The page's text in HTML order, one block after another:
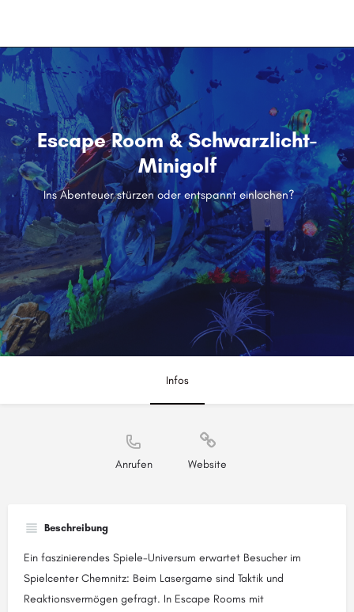
Escape Room & Schwarzlicht-
Minigolf
Ins Abenteuer stürzen oder entspannt einlochen?
Infos
Anrufen Website
Beschreibung
Ein faszinierendes Spiele-Universum erwartet Besucher im
Spielcenter Chemnitz: Beim Lasergame sind Taktik und
Reaktionsvermögen gefragt. In Escape Rooms mit